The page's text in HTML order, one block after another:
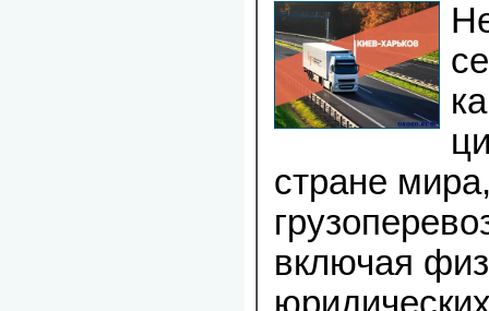
стране
включая